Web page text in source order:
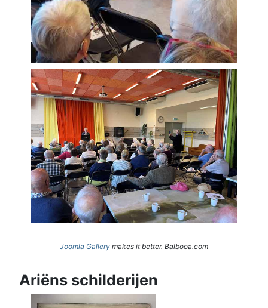
Joomla Gallery makes it better. Balbooa.com
Ariëns schilderijen